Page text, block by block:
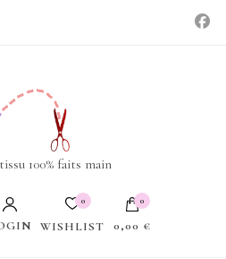
100% faits main
0
WISHLIST
0
0,00 €